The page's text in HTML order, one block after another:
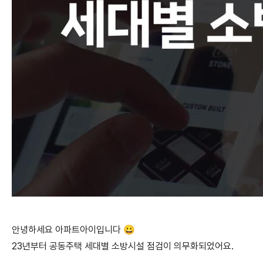
안녕하세요 아파트아이입니다 😀
23년부터 공동주택 세대별 소방시설 점검이 의무화되었어요.